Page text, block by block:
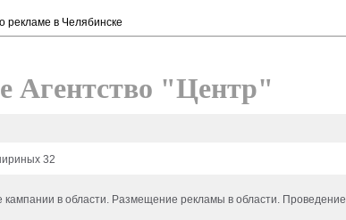
рекламе в Челябинске
Агентство "Центр"
32
в области. Размещение рекламы в области. Проведение